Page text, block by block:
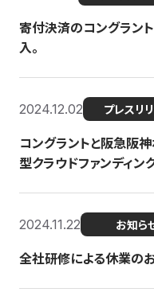
寄付決済のコングラン
入。
2024.12.02 プレスリ
コングラントと阪急阪
型クラウドファンディン
2024.11.22 お知ら
全社研修による休業の